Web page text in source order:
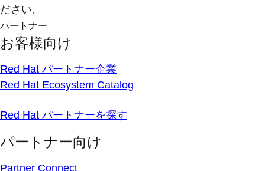
ださい。
パートナー
お客様向け
Red Hat パートナー企業
Red Hat Ecosystem Catalog
Red Hat パートナーを探す
パートナー向け
Partner Connect